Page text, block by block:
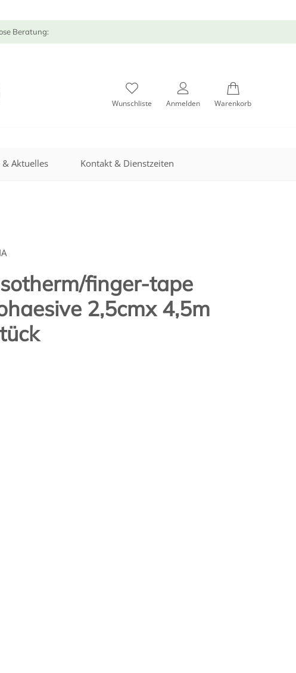
Beratung:
Wunschliste Anmelden Warenkorb
Aktuelles Kontakt & Dienstzeiten
finger-tape
2,5cmx 4,5m